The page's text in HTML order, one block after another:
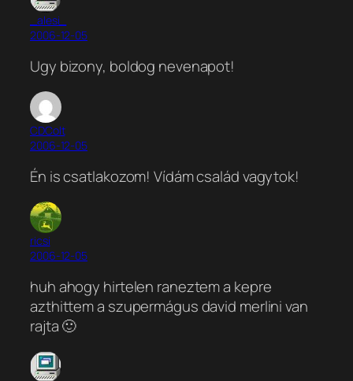
_alesi_
2006-12-05
Ugy bizony, boldog nevenapot!
CDColt
2006-12-05
Én is csatlakozom! Vídám család vagytok!
ricsi
2006-12-05
huh ahogy hirtelen raneztem a kepre
azthittem a szupermágus david merlini van
rajta 🙂